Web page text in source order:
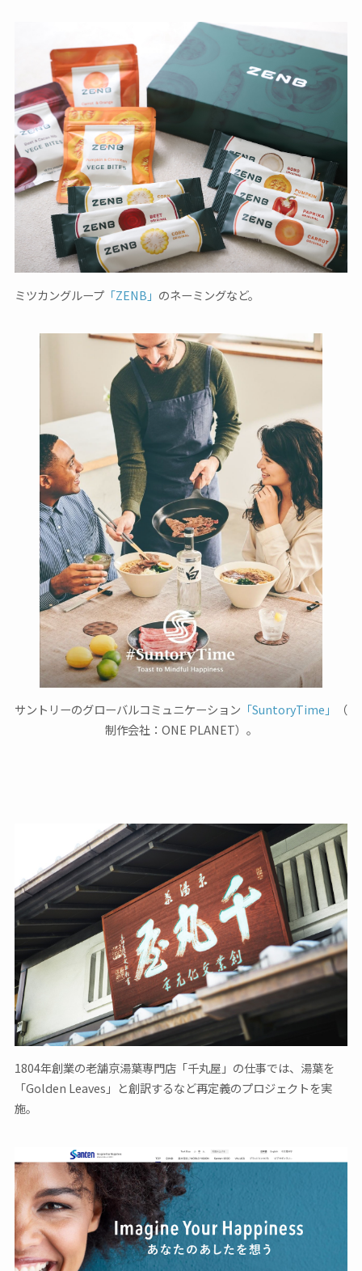
ミツカングループ「ZENB」 のネーミングなど。
サントリーのグローバルコミュニケーション 「SuntoryTime」
（
制作会社：ONE PLANET）。
1804年創業の老舗京湯葉専門店「千丸屋」の仕事では、湯葉を
「Golden Leaves」と創訳するなど再定義のプロジェクトを実
施。